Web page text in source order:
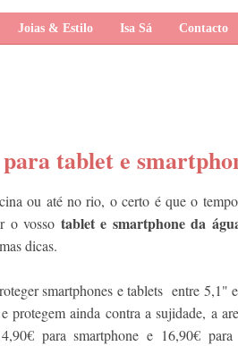
Joias & Estilo Isa Sá Contacto
tablet e
ou até no rio, o certo é que o
r o vosso tablet e smartphone da
dicas.
smartphones e tablets entre 5,1"
protegem ainda contra a sujidade, a
para smartphone e 16,90€